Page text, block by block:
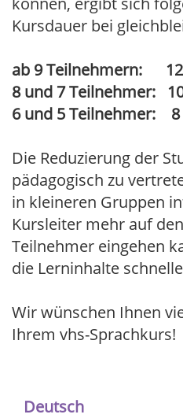
Kursdauer bei
ab 9 Teilnehmern: 12
8 und 7 Teilnehmer:
6 und 5 Teilnehmer: 8
Die Reduzierung der
pädagogisch zu
in kleineren Gruppen
Kursleiter mehr auf
Teilnehmer eingehen
die Lerninhalte
Wir wünschen Ihnen
Ihrem vhs-Sprachkurs!
Deutsch